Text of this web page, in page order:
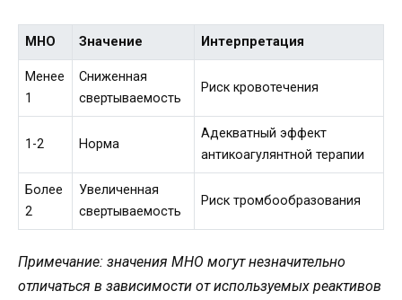
МНО Значение Интерпретация
Менее
1
Сниженная
свертываемость
Риск кровотечения
1-2 Норма
Адекватный эффект
антикоагулянтной терапии
Более
2
Увеличенная
свертываемость
Риск тромбообразования
Примечание: значения МНО могут незначительно
отличаться в зависимости от используемых реактивов